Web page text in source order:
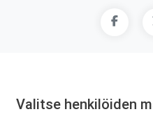
Valitse henkilöiden